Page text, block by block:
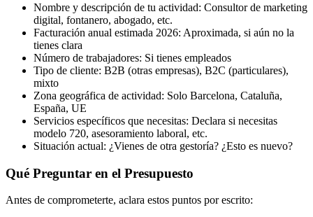
Nombre y descripción de tu actividad: Consultor de marketing
digital, fontanero, abogado, etc.
Facturación anual estimada 2026: Aproximada, si aún no la
tienes clara
Número de trabajadores: Si tienes empleados
Tipo de cliente: B2B (otras empresas), B2C (particulares),
mixto
Zona geográfica de actividad: Solo Barcelona, Cataluña,
España, UE
Servicios específicos que necesitas: Declara si necesitas
modelo 720, asesoramiento laboral, etc.
Situación actual: ¿Vienes de otra gestoría? ¿Esto es nuevo?
Qué Preguntar en el Presupuesto
Antes de comprometerte, aclara estos puntos por escrito: